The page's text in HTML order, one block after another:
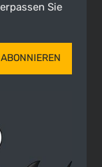
Sie
ABONNIEREN